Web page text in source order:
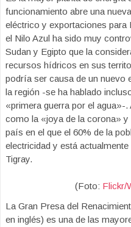
funcionamiento abre una
eléctrico y exportaciones
el Nilo Azul ha sido muy
Sudan y Egipto que la
recursos hídricos en sus
podría ser causa de un nuevo
la región -se ha hablado
«primera guerra por el agua»-
como la «joya de la corona»
país en el que el 60% de la
electricidad y está
Tigray.
(Foto: Flickr/
La Gran Presa del
en inglés) es una de las